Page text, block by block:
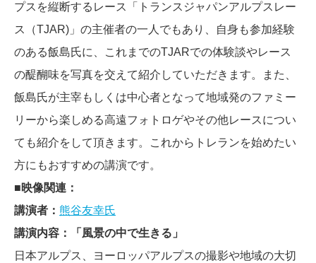
プスを縦断するレース「トランスジャパンアルプスレー
ス（TJAR)」の主催者の一人でもあり、自身も参加経験
のある飯島氏に、これまでのTJARでの体験談やレース
の醍醐味を写真を交えて紹介していただきます。また、
飯島氏が主宰もしくは中心者となって地域発のファミー
リーから楽しめる高遠フォトロゲやその他レースについ
ても紹介をして頂きます。これからトレランを始めたい
方にもおすすめの講演です。
■映像関連：
講演者： 熊谷友幸氏
講演内容：「風景の中で生きる」
日本アルプス、ヨーロッパアルプスの撮影や地域の大切